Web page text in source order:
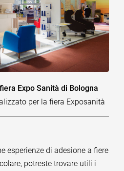
Expo Sanità di Bologna
per la fiera Exposanità
esperienze di adesione a fiere
potreste trovare utili i